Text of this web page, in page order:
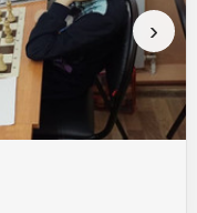
›